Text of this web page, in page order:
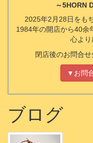
～5HORN
2025年2月28日をも
1984年の開店から40余
心より
閉店後のお問合
▼お問
ブログ